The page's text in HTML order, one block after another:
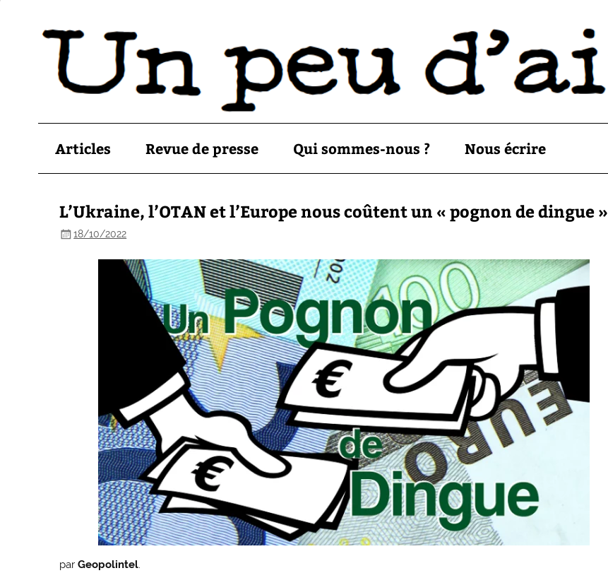
Articles Revue de presse Qui sommes-nous ? Nous écrire
L’Ukraine, l’OTAN et l’Europe nous coûtent un « pognon de dingue »
18/10/2022
parGeopolintel.